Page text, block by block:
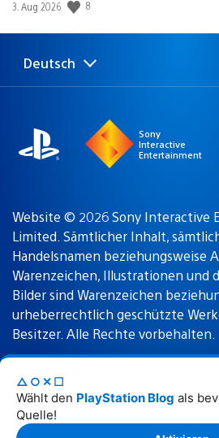
△○✕☐
Wählt den PlayStation Blog als
Quelle!
Veröffentlichungsdatum:
3. Aug 2026 8
Select
a
Aktuelle
Region:
Deutsch
Sony
Interactive
Entertainment
Website © 2026 Sony Interactive
Limited. Sämtlicher Inhalt,
Handelsnamen beziehungsweise
Warenzeichen, Illustrationen und
Bilder sind Warenzeichen
urheberrechtlich geschützte
Besitzer. Alle Rechte vorbehalten.
Nutzungsbedingungen
Rechtliche Hinweise